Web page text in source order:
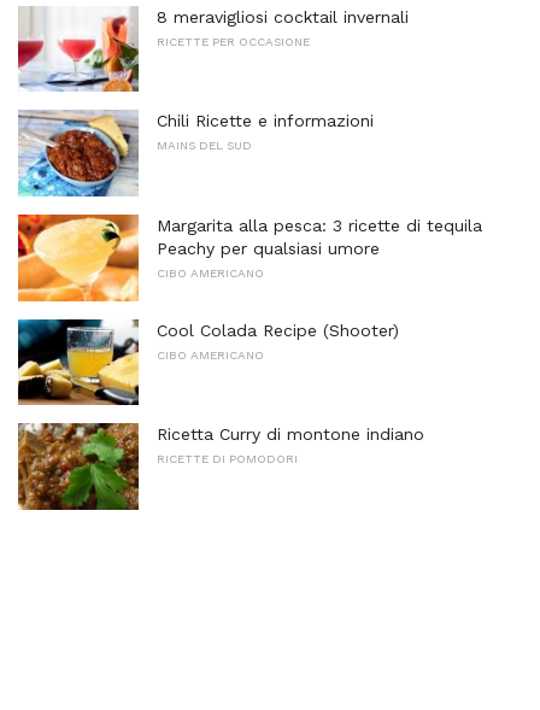
8 meravigliosi cocktail invernali
RICETTE PER OCCASIONE
Chili Ricette e informazioni
MAINS DEL SUD
Margarita alla pesca: 3 ricette di tequila
Peachy per qualsiasi umore
CIBO AMERICANO
Cool Colada Recipe (Shooter)
CIBO AMERICANO
Ricetta Curry di montone indiano
RICETTE DI POMODORI